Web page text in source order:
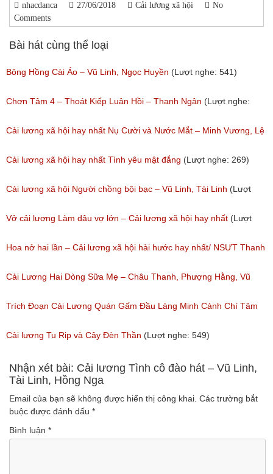
nhacdanca 27/06/2018 Cải lương xã hội
No
Comments
Bài hát cùng thể loại
Bông Hồng Cài Áo – Vũ Linh, Ngọc Huyền (Lượt nghe: 541)
Chơn Tâm 4 – Thoát Kiếp Luân Hồi – Thanh Ngân (Lượt nghe:
267)
Cải lương xã hội hay nhất Nụ Cười và Nước Mắt – Minh Vương, Lệ
Thủy
(Lượt nghe: 776)
Cải lương xã hội hay nhất Tình yêu mật đắng (Lượt nghe: 269)
Cải lương xã hội Người chồng bội bạc – Vũ Linh, Tài Linh (Lượt
nghe: 473)
Vở cải lương Làm dâu vợ lớn – Cải lương xã hội hay nhất (Lượt
nghe: 383)
Hoa nở hai lần – Cải lương xã hội hài hước hay nhất/ NSƯT Thanh
Ngân, NSƯT Vũ Linh
(Lượt nghe: 191)
Cải Lương Hai Dòng Sữa Mẹ – Châu Thanh, Phượng Hằng, Vũ
Minh Vương, Linh Vương, Phương Hồng Thủy
(Lượt nghe: 609)
Trích Đoạn Cải Lương Quán Gấm Đầu Làng Minh Cảnh Chí Tâm
(Lượt nghe: 285)
Cải lương Tu Rip và Cây Đèn Thần (Lượt nghe: 549)
Nhận xét bài: Cải lương Tình cô đào hát – Vũ Linh,
Tài Linh, Hồng Nga
Email của bạn sẽ không được hiển thị công khai. Các trường bắt
buộc được đánh dấu *
Bình luận *